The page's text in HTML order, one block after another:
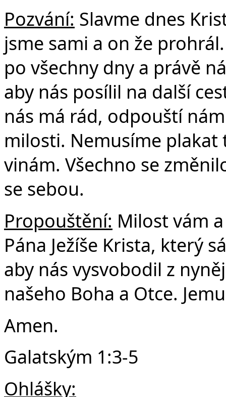
Pozvání: Slavme dnes
jsme sami a on že
po všechny dny a právě
aby nás posílil na další
nás má rád, odpouští
milosti. Nemusíme plakat
vinám. Všechno se
se sebou.
Propouštění: Milost vám
Pána Ježíše Krista, který
aby nás vysvobodil z
našeho Boha a Otce.
Amen.
Galatským 1:3-5
Ohlášky: